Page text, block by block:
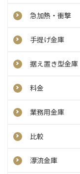
急加熱・衝撃
手提げ金庫
据え置き型金庫
料金
業務用金庫
比較
漂流金庫